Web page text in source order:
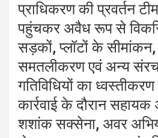
प्राधिकरण की प्रवर्तन टीम
पहुंचकर अवैध रूप से
सड़कों, प्लॉटों के सीमांकन,
समतलीकरण एवं अन्य
गतिविधियों का
कार्रवाई के दौरान सहायक
शशांक सक्सेना, अवर